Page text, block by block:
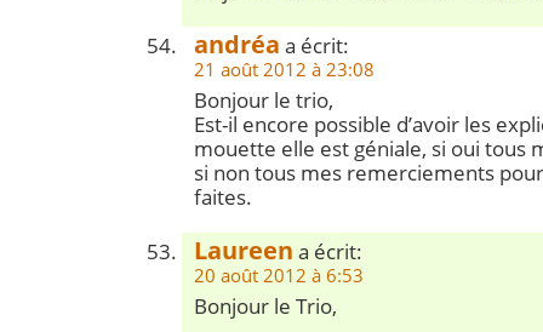
andréa a écrit:
21 août 2012 à 23:08
Bonjour le trio,
Est-il encore possible d’avoir les
mouette elle est géniale, si oui tous
si non tous mes remerciements
faites.
Laureen a écrit:
20 août 2012 à 6:53
Bonjour le Trio,